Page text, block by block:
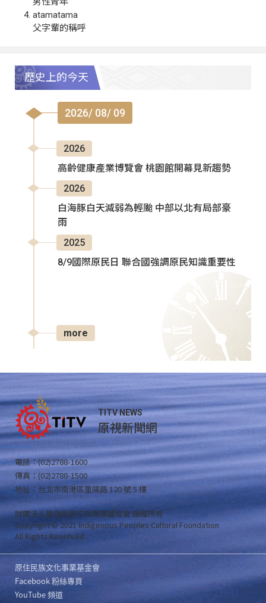
atamatama
父字輩的稱呼
歷史上的今天
2026/ 08/ 09
2026
高齡健康產業博覽會 桃園館開幕見新趨勢
2026
白海豚白天減弱為輕颱 中部以北有局部豪
雨
2025
8/9國際原民日 聯合國強調原民知識重要性
more
TITV NEWS
原視新聞網
電話：(02)2788-1600
傳真：(02)2788-1500
地址：台北市南港區重陽路 120 號 5 樓
財團法人原住民族文化事業基金會 版權所有
Copyright © 2021 Indigenous Peoples Cultural Foundation
All Rights Reserved .
原住民族文化事業基金會
Facebook 粉絲專頁
YouTube 頻道